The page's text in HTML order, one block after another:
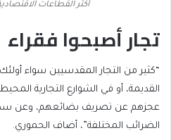
أكثر القطاعات
تجار أصبحوا فقراء
“كثير من التجار المقدسيين سواء
القديمة، أو في الشوارع التجارية
عجزهم عن تصريف بضائعهم، وعن سداد
الضرائب المختلفة”، أضاف الحموري.